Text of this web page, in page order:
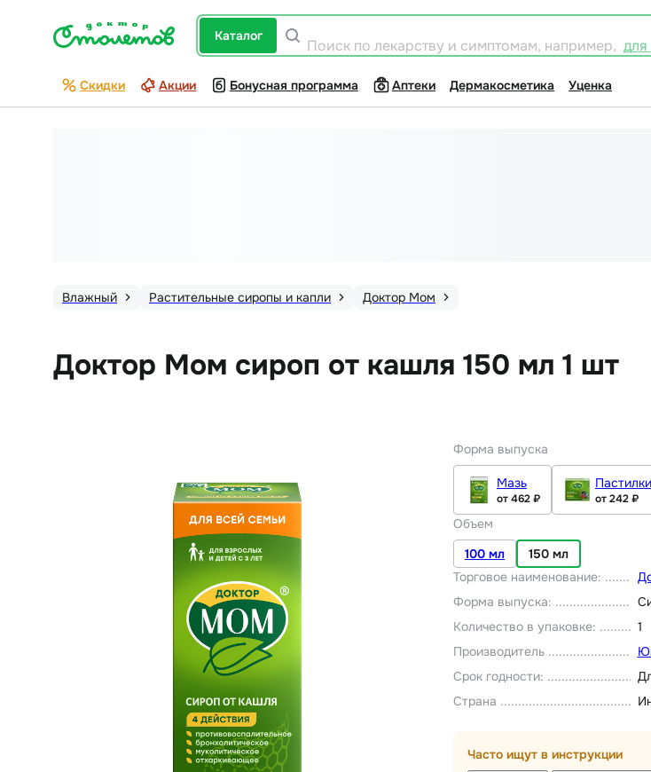
каталог
Поиск по лекарству и симптомам, например, для
Скидки Акции Бонусная программа Аптеки Дермакосметика Уценка
Влажный Растительные сиропы и капли Доктор Мом
Доктор Мом сироп от кашля 150 мл 1 шт
Форма выпуска
Мазь
от 462 ₽
Пастилки
от 242 ₽
Объем
100 мл
150 мл
Торговое наименование:
Форма выпуска:
Количество в упаковке:
1
Производитель
Срок годности:
Страна
Часто ищут в инструкции